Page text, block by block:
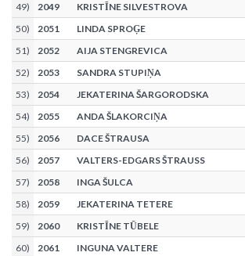
49) 2049
KRISTĪNE SILVESTROVA
50) 2051
LINDA SPROĢE
51) 2052
AIJA STENGREVICA
52) 2053
SANDRA STUPIŅA
53) 2054
JEKATERINA ŠARGORODSKA
54) 2055
ANDA ŠLAKORCIŅA
55) 2056
DACE ŠTRAUSA
56) 2057
VALTERS-EDGARS ŠTRAUSS
57) 2058
INGA ŠULCA
58) 2059
JEKATERINA TETERE
59) 2060
KRISTĪNE TŪBELE
60) 2061
INGUNA VALTERE